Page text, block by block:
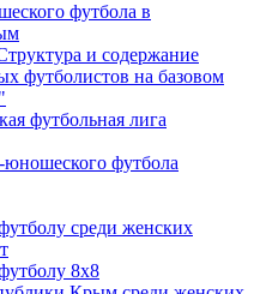
футбола в
и содержание
футболистов на базовом
футбольная лига
юношеского футбола
среди женских
8х8